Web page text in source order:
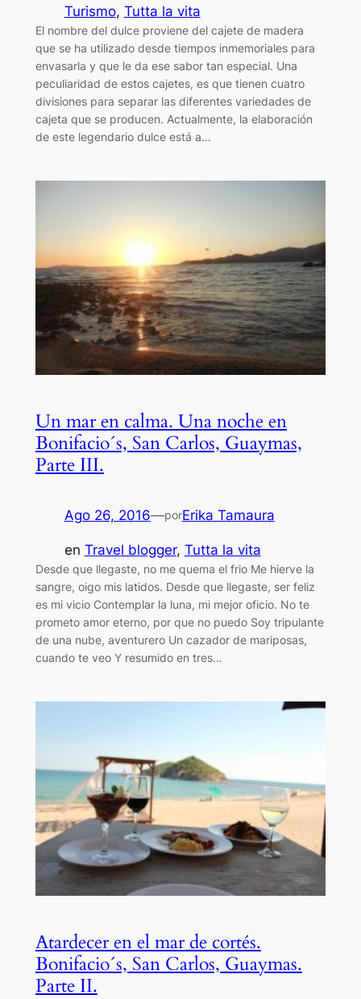
Turismo, Tutta la vita
El nombre del dulce proviene del cajete de madera
que se ha utilizado desde tiempos inmemoriales para
envasarla y que le da ese sabor tan especial. Una
peculiaridad de estos cajetes, es que tienen cuatro
divisiones para separar las diferentes variedades de
cajeta que se producen. Actualmente, la elaboración
de este legendario dulce está a…
Un mar en calma. Una noche en
Bonifacio´s, San Carlos, Guaymas,
Parte III.
Ago 26, 2016—porErika Tamaura
en Travel blogger, Tutta la vita
Desde que llegaste, no me quema el frio Me hierve la
sangre, oigo mis latidos. Desde que llegaste, ser feliz
es mi vicio Contemplar la luna, mi mejor oficio. No te
prometo amor eterno, por que no puedo Soy tripulante
de una nube, aventurero Un cazador de mariposas,
cuando te veo Y resumido en tres…
Atardecer en el mar de cortés.
Bonifacio´s, San Carlos, Guaymas.
Parte II.